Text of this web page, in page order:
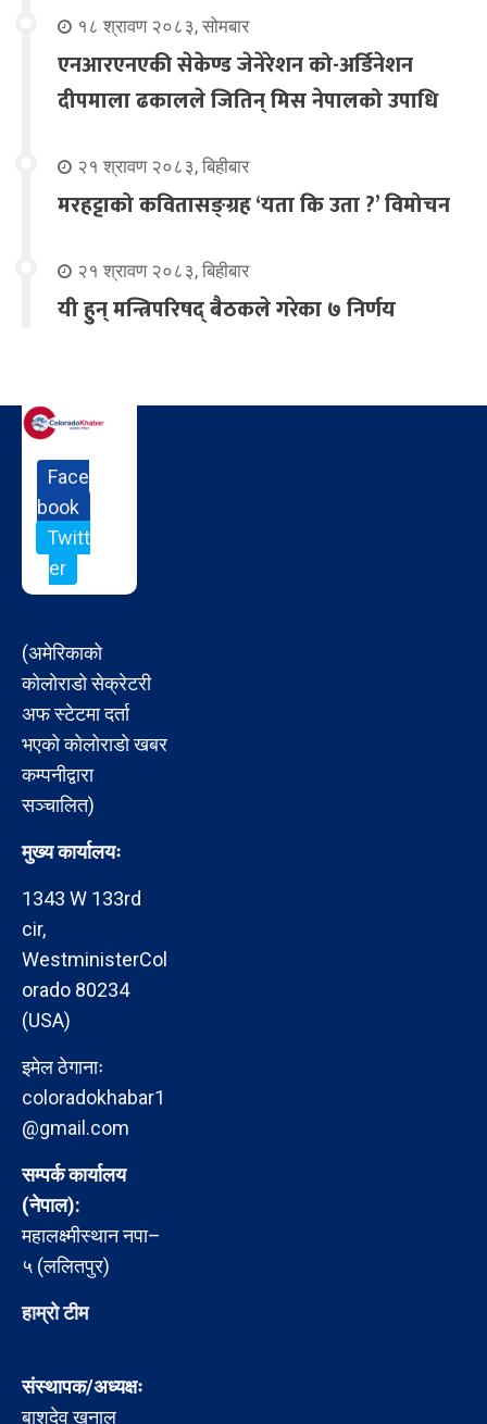
१८ श्रावण २०८३, सोमबार
एनआरएनएकी सेकेण्ड जेनेरेशन को-अर्डिनेशन
दीपमाला ढकालले जितिन् मिस नेपालको उपाधि
२१ श्रावण २०८३, बिहीबार
मरहट्टाको कवितासङ्ग्रह ‘यता कि उता ?’ विमोचन
२१ श्रावण २०८३, बिहीबार
यी हुन् मन्त्रिपरिषद् बैठकले गरेका ७ निर्णय
Face
book
Twitt
er
(अमेरिकाको
कोलोराडो सेक्रेटरी
अफ स्टेटमा दर्ता
भएको कोलोराडो खबर
कम्पनीद्वारा
सञ्चालित)
मुख्य कार्यालयः
1343 W 133rd
cir,
WestministerCol
orado 80234
(USA)
इमेल ठेगानाः
coloradokhabar1
@gmail.com
सम्पर्क कार्यालय
(नेपाल):
महालक्ष्मीस्थान नपा–
५ (ललितपुर)
हाम्रो टीम
संस्थापक/अध्यक्षः
बाशुदेव खनाल